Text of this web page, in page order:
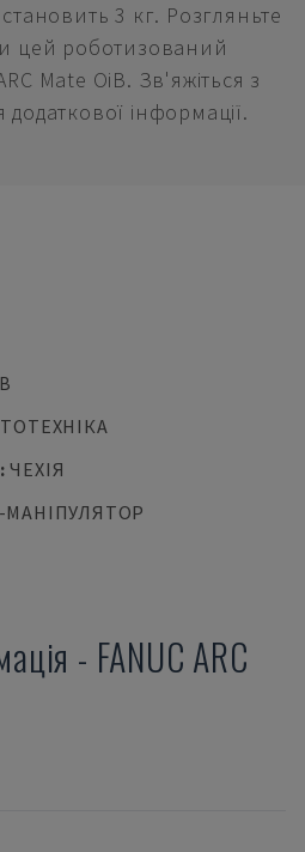
3 кг. Розгляньте
цей роботизований
Mate OiB. Зв'яжіться з
інформації.
:ЧЕХІЯ
- FANUC ARC